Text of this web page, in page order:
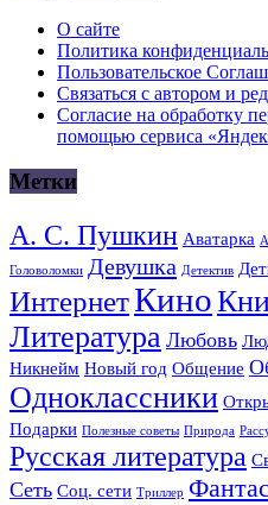
О сайте
Политика
Пользовательское
Связаться с автором и
Согласие на обработку
помощью сервиса
Метки
А. С. Пушкин Аватарка
Головоломки Девушка Детектив
ИнтернетКино
Литература Любовь
Никнейм Новый год Общение
Одноклассники
Подарки Полезные советы Природа
Русская литература
Сеть Соц. сети Триллер